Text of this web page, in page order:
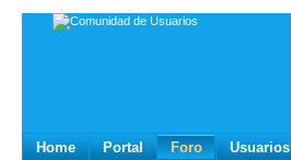
Home Portal Foro Usuarios